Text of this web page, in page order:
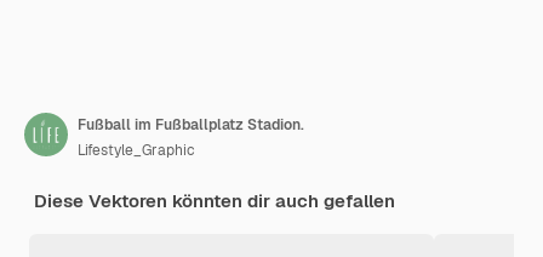
Fußball im Fußballplatz Stadion.
Lifestyle_Graphic
Diese Vektoren könnten dir auch gefallen